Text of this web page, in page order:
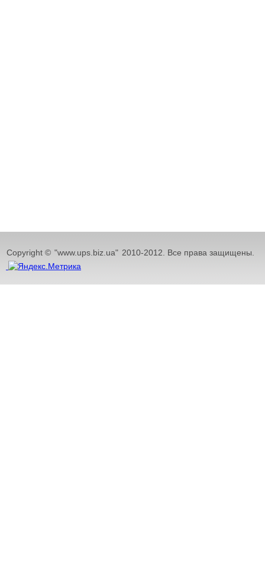
Copyright © "www.ups.biz.ua" 2010-2012. Все права защищены.